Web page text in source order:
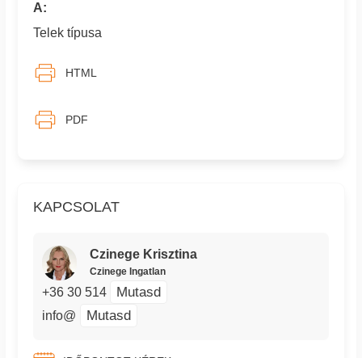
KAPCSOLAT
Czinege Krisztina
Czinege Ingatlan
+36 30 514 Mutasd
info@ Mutasd
A:
Telek típusa
HTML
PDF